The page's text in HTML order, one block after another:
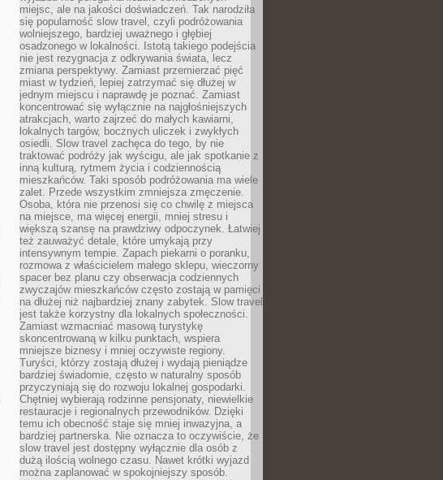
miejsc, ale na jakości doświadczeń. Tak narodziła
się popularność slow travel, czyli podróżowania
wolniejszego, bardziej uważnego i głębiej
osadzonego w lokalności. Istotą takiego podejścia
nie jest rezygnacja z odkrywania świata, lecz
zmiana perspektywy. Zamiast przemierzać pięć
miast w tydzień, lepiej zatrzymać się dłużej w
jednym miejscu i naprawdę je poznać. Zamiast
koncentrować się wyłącznie na najgłośniejszych
atrakcjach, warto zajrzeć do małych kawiarni,
lokalnych targów, bocznych uliczek i zwykłych
osiedli. Slow travel zachęca do tego, by nie
traktować podróży jak wyścigu, ale jak spotkanie z
inną kulturą, rytmem życia i codziennością
mieszkańców. Taki sposób podróżowania ma wiele
zalet. Przede wszystkim zmniejsza zmęczenie.
Osoba, która nie przenosi się co chwilę z miejsca
na miejsce, ma więcej energii, mniej stresu i
większą szansę na prawdziwy odpoczynek. Łatwiej
też zauważyć detale, które umykają przy
intensywnym tempie. Zapach piekarni o poranku,
rozmowa z właścicielem małego sklepu, wieczorny
spacer bez planu czy obserwacja codziennych
zwyczajów mieszkańców często zostają w pamięci
na dłużej niż najbardziej znany zabytek. Slow travel
jest także korzystny dla lokalnych społeczności.
Zamiast wzmacniać masową turystykę
skoncentrowaną w kilku punktach, wspiera
mniejsze biznesy i mniej oczywiste regiony.
Turyści, którzy zostają dłużej i wydają pieniądze
bardziej świadomie, często w naturalny sposób
przyczyniają się do rozwoju lokalnej gospodarki.
Chętniej wybierają rodzinne pensjonaty, niewielkie
restauracje i regionalnych przewodników. Dzięki
temu ich obecność staje się mniej inwazyjna, a
bardziej partnerska. Nie oznacza to oczywiście, że
slow travel jest dostępny wyłącznie dla osób z
dużą ilością wolnego czasu. Nawet krótki wyjazd
można zaplanować w spokojniejszy sposób.